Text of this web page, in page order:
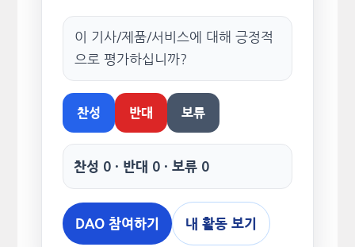
이 기사/제품/서비스에 대해 긍정적
으로 평가하십니까?
찬성 반대 보류
찬성 0 · 반대 0 · 보류 0
DAO 참여하기 내 활동 보기